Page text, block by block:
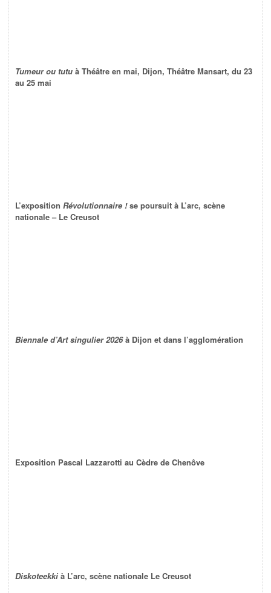
Tumeur ou tutu à Théâtre en mai, Dijon, Théâtre Mansart, du 23
au 25 mai
L’exposition Révolutionnaire !se poursuit à L’arc, scène
nationale – Le Creusot
Biennale d’Art singulier 2026à Dijon et dans l’agglomération
Exposition Pascal Lazzarotti au Cèdre de Chenôve
Diskoteekki à L’arc, scène nationale Le Creusot